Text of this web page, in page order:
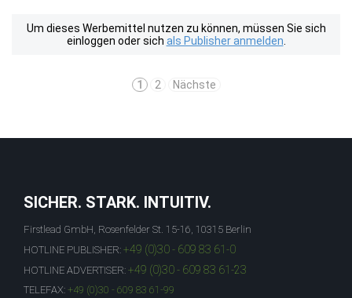
Um dieses Werbemittel nutzen zu können, müssen Sie sich
einloggen oder sich als Publisher anmelden
1 2 Nächste
SICHER. STARK. INTUITIV.
Firstlead GmbH, Rosenfelder St. 15-16, 10315 Berlin
HOTLINE PUBLISHER: +49 (0)30 - 609 83 61-0
HOTLINE ADVERTISER: +49 (0)30 - 609 83 61-23
TELEFAX: +49 (0)30 - 609 83 61-99